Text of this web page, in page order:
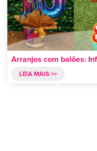
Arranjos com balões:
LEIA MAIS >>